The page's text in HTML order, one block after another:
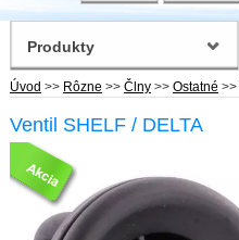
Úvod >> Rôzne >> Člny >> Ostatné >>
Ventil SHELF / DELTA
Produkty